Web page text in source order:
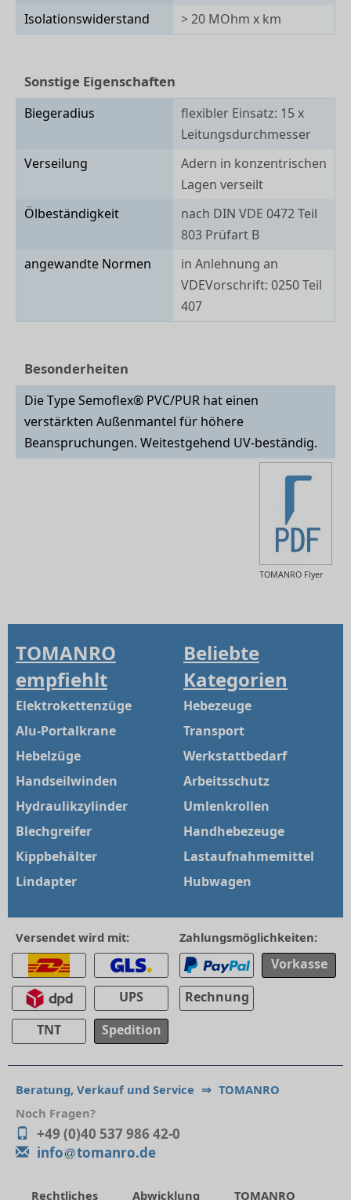
Isolationswiderstand
> 20 MOhm x km
Sonstige Eigenschaften
Biegeradius
flexibler Einsatz: 15 x
Leitungsdurchmesser
Verseilung
Adern in konzentrischen
Lagen verseilt
Ölbeständigkeit
nach DIN VDE 0472 Teil
803 Prüfart B
angewandte Normen
in Anlehnung an
VDEVorschrift: 0250 Teil
407
Besonderheiten
Die Type Semoflex® PVC/PUR hat einen
verstärkten Außenmantel für höhere
Beanspruchungen. Weitestgehend UV-beständig.
TOMANRO Flyer
TOMANRO
empfiehlt
Elektrokettenzüge
Alu-Portalkrane
Hebelzüge
Handseilwinden
Hydraulikzylinder
Blechgreifer
Kippbehälter
Lindapter
Beliebte
Kategorien
Hebezeuge
Transport
Werkstattbedarf
Arbeitsschutz
Umlenkrollen
Handhebezeuge
Lastaufnahmemittel
Hubwagen
Versendet wird mit:
UPS
TNT
Spedition
Zahlungsmöglichkeiten:
Vorkasse
Rechnung
Beratung, Verkauf und Service ⇒ TOMANRO
Noch Fragen?
+49 (0)40 537 986 42-0
info
tomanro.de
Rechtliches Abwicklung TOMANRO